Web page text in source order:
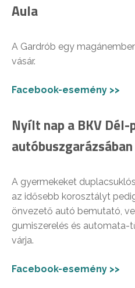
Aula
A Gardrób egy
vásár.
Facebook-esemény >>
Nyílt nap a BKV Dél-
autóbuszgarázsában
A gyermekeket
az idősebb korosztályt
önvezető autó bemutató,
gumiszerelés és
várja.
Facebook-esemény >>